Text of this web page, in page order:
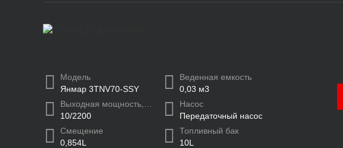
Модель
Янмар 3TNV70-SSY
Веденная емкость
0,03 м3
10/2200
Насос
Передаточный насос
Смещение
0,854L
Топливный бак
10L